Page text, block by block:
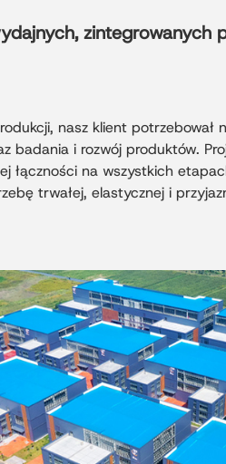
zaawansowanej
zintegrowanych
nasz klient potrzebował
badania i rozwój produktów.
łączności na wszystkich
trwałej, elastycznej i